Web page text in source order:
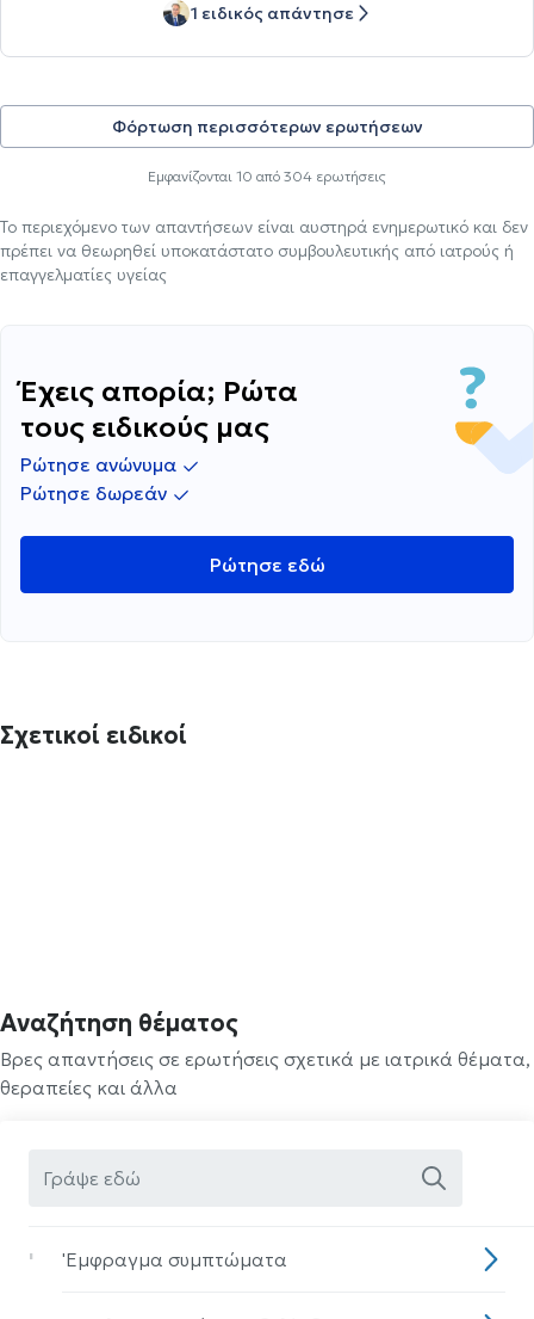
1 ειδικός απάντησε
Φόρτωση περισσότερων ερωτήσεων
Εμφανίζονται 10 από 304 ερωτήσεις
Το περιεχόμενο των απαντήσεων είναι αυστηρά ενημερωτικό και δεν
πρέπει να θεωρηθεί υποκατάστατο συμβουλευτικής από ιατρούς ή
επαγγελματίες υγείας
Έχεις απορία; Ρώτα
τους ειδικούς μας
Ρώτησε ανώνυμα
Ρώτησε δωρεάν
Ρώτησε εδώ
Σχετικοί ειδικοί
Αναζήτηση θέματος
Βρες απαντήσεις σε ερωτήσεις σχετικά με ιατρικά θέματα,
θεραπείες και άλλα
' 'Eμφραγμα συμπτώματα